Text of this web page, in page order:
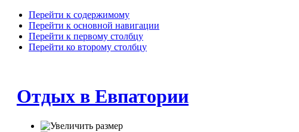
Перейти к содержимому
Перейти к основной навигации
Перейти к первому столбцу
Перейти ко второму столбцу
Отдых в Евпатории